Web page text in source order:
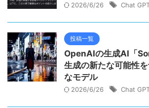
2026/6/26 Chat
投稿一覧
OpenAIの生成AI「
生成の新たな可能性
なモデル
2026/6/26 Chat